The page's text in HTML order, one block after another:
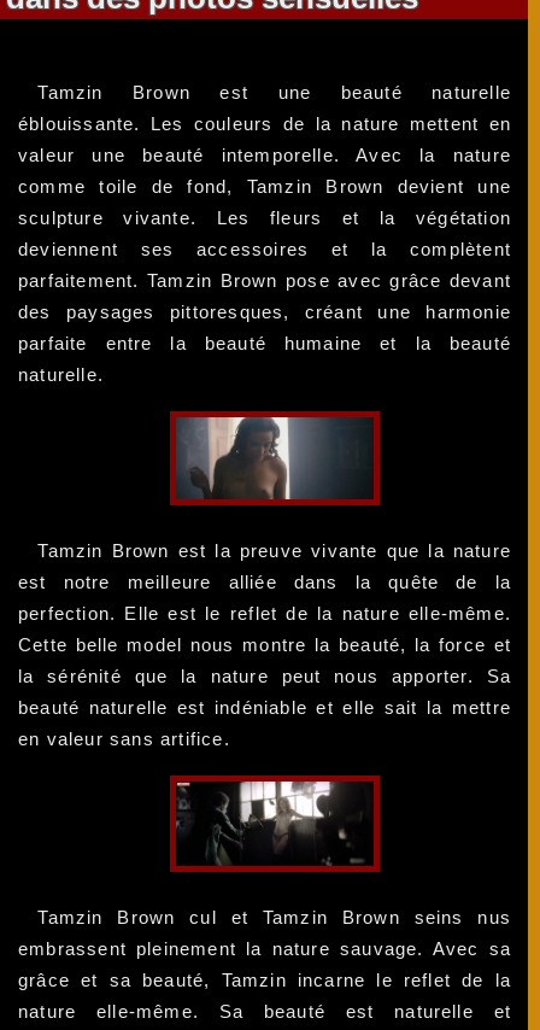
Tamzin Brown est une beauté naturelle
éblouissante. Les couleurs de la nature mettent en
valeur une beauté intemporelle. Avec la nature
comme toile de fond, Tamzin Brown devient une
sculpture vivante. Les fleurs et la végétation
deviennent ses accessoires et la complètent
parfaitement. Tamzin Brown pose avec grâce devant
des paysages pittoresques, créant une harmonie
parfaite entre la beauté humaine et la beauté
naturelle.
Tamzin Brown est la preuve vivante que la nature
est notre meilleure alliée dans la quête de la
perfection. Elle est le reflet de la nature elle-même.
Cette belle model nous montre la beauté, la force et
la sérénité que la nature peut nous apporter. Sa
beauté naturelle est indéniable et elle sait la mettre
en valeur sans artifice.
Tamzin Brown cul et Tamzin Brown seins nus
embrassent pleinement la nature sauvage. Avec sa
grâce et sa beauté, Tamzin incarne le reflet de la
nature elle-même. Sa beauté est naturelle et